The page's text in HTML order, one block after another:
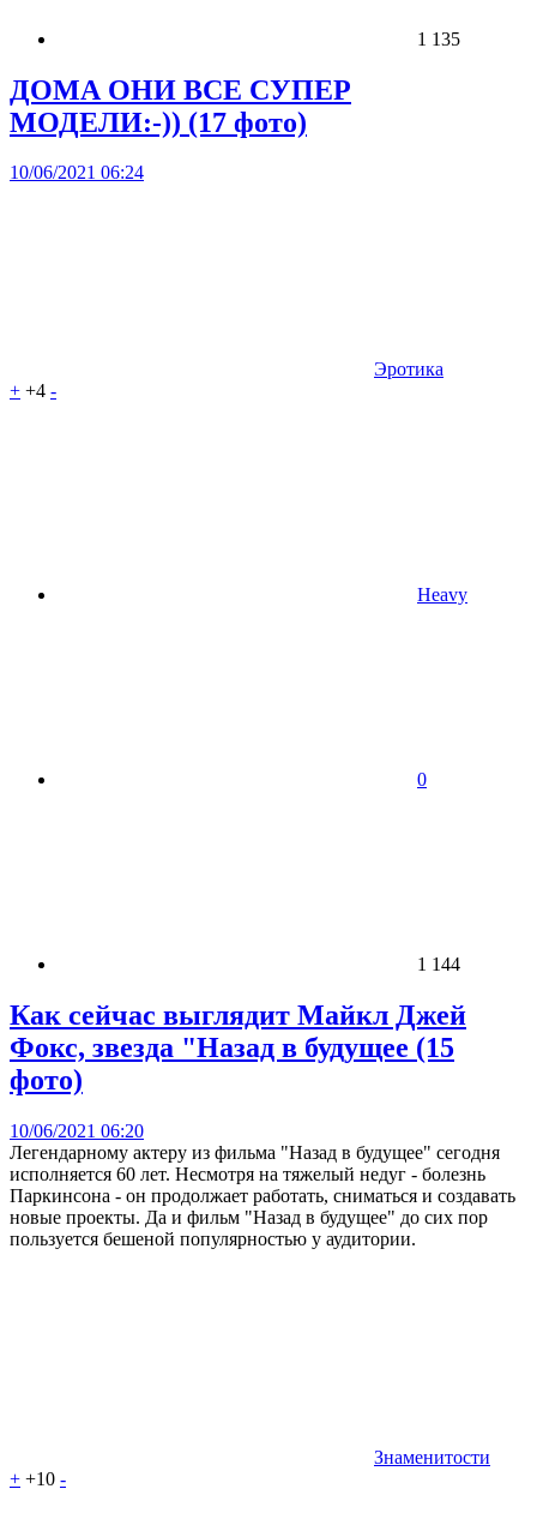
1 135
ДОМА ОНИ ВСЕ СУПЕР
МОДЕЛИ:-)) (17 фото)
10/06/2021 06:24
Эротика
+ +4 -
Heavy
0
1 144
Как сейчас выглядит Майкл Джей
Фокс, звезда "Назад в будущее (15
фото)
10/06/2021 06:20
Легендарному актеру из фильма "Назад в будущее" сегодня
исполняется 60 лет. Несмотря на тяжелый недуг - болезнь
Паркинсона - он продолжает работать, сниматься и создавать
новые проекты. Да и фильм "Назад в будущее" до сих пор
пользуется бешеной популярностью у аудитории.
Знаменитости
+ +10 -